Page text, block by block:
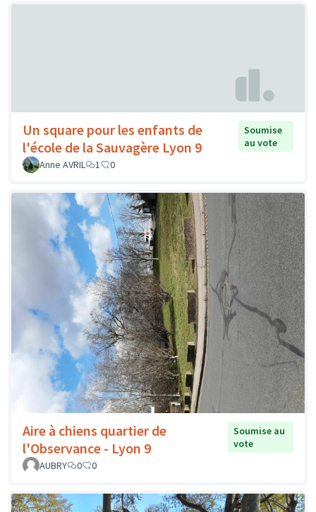
Un square pour les enfants de
l'école de la Sauvagère Lyon 9
Soumise
au vote
Anne AVRIL
1 0
Aire à chiens quartier de
l'Observance - Lyon 9
Soumise au
vote
AUBRY
0 0